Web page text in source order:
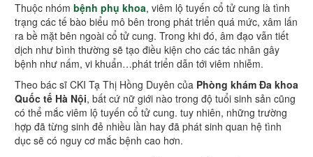
Thuộc nhóm bệnh phụ khoa, viêm lộ tuyến cổ tử cung là tình
trạng các tế bào biểu mô bên trong phát triển quá mức, xâm lấn
ra bề mặt bên ngoài cổ tử cung. Trong khi đó, âm đạo vẫn tiết
dịch như bình thường sẽ tạo điều kiện cho các tác nhân gây
bệnh như nấm, vi khuẩn…phát triển dẫn tới viêm nhiễm.
Theo bác sĩ CKI Tạ Thị Hồng Duyên của Phòng khám Đa khoa
Quốc tế Hà Nội, bất cứ nữ giới nào trong độ tuổi sinh sản cũng
có thể mắc viêm lộ tuyến cổ tử cung. tuy nhiên, những trường
hợp đã từng sinh đẻ nhiều lần hay đã phát sinh quan hệ tình
dục sẽ có nguy cơ mắc bệnh cao hơn.